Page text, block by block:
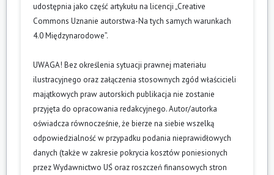
udostępnia jako część artykułu na licencji „Creative
Commons Uznanie autorstwa-Na tych samych warunkach
4.0 Międzynarodowe”.
UWAGA! Bez określenia sytuacji prawnej materiału
ilustracyjnego oraz załączenia stosownych zgód właścicieli
majątkowych praw autorskich publikacja nie zostanie
przyjęta do opracowania redakcyjnego. Autor/autorka
oświadcza równocześnie, że bierze na siebie wszelką
odpowiedzialność w przypadku podania nieprawidłowych
danych (także w zakresie pokrycia kosztów poniesionych
przez Wydawnictwo UŚ oraz roszczeń finansowych stron